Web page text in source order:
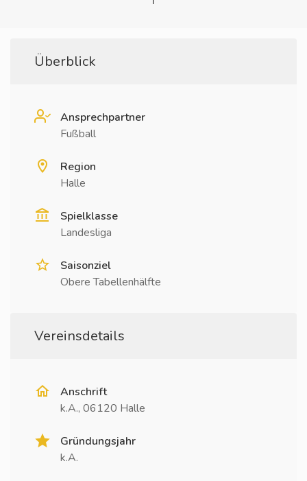
Überblick
Ansprechpartner
Fußball
Region
Halle
Spielklasse
Landesliga
Saisonziel
Obere Tabellenhälfte
Vereinsdetails
Anschrift
k.A., 06120 Halle
Gründungsjahr
k.A.